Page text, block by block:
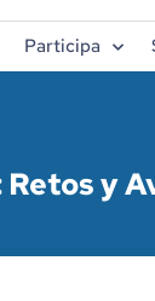
Participa
y